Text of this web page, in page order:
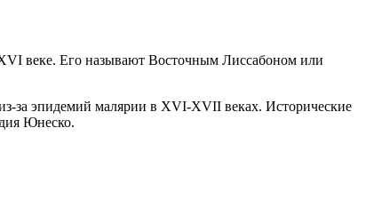
веке. Его называют Восточным Лиссабоном или
за эпидемий малярии в XVI-XVII веках. Исторические
Юнеско.